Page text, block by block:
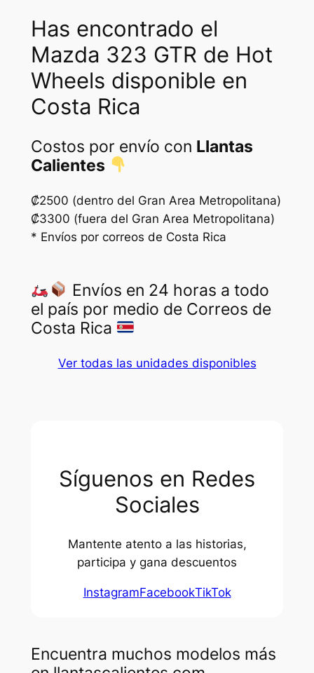
d
a
d
Has encontrado el
Mazda 323 GTR de Hot
Wheels disponible en
Costa Rica
Costos por envío con Llantas
Calientes
₡2500 (dentro del Gran Area Metropolitana)
₡3300 (fuera del Gran Area Metropolitana)
* Envíos por correos de Costa Rica
Envíos en 24 horas a todo
el país por medio de Correos de
Costa Rica
Ver todas las unidades disponibles
Síguenos en Redes
Sociales
Mantente atento a las historias,
participa y gana descuentos
InstagramFacebookTikTok
Encuentra muchos modelos más